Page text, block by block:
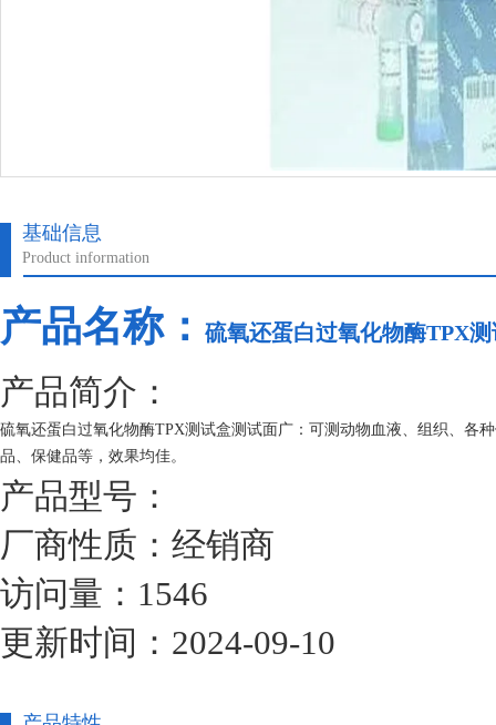
基础信息
Product information
产品名称： 硫氧还蛋白过氧化物酶TPX
产品简介：
硫氧还蛋白过氧化物酶TPX测试盒测试面广：可测动物血液、组织、各
品、保健品等，效果均佳。
产品型号：
厂商性质：经销商
访问量：1546
更新时间：2024-09-10